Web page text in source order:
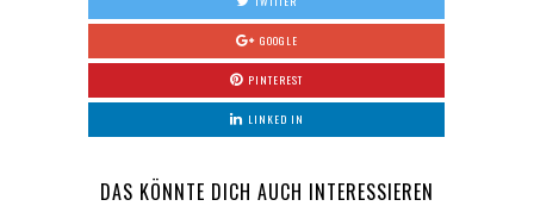
GOOGLE
PINTEREST
LINKED IN
DAS KÖNNTE DICH AUCH INTERESSIEREN